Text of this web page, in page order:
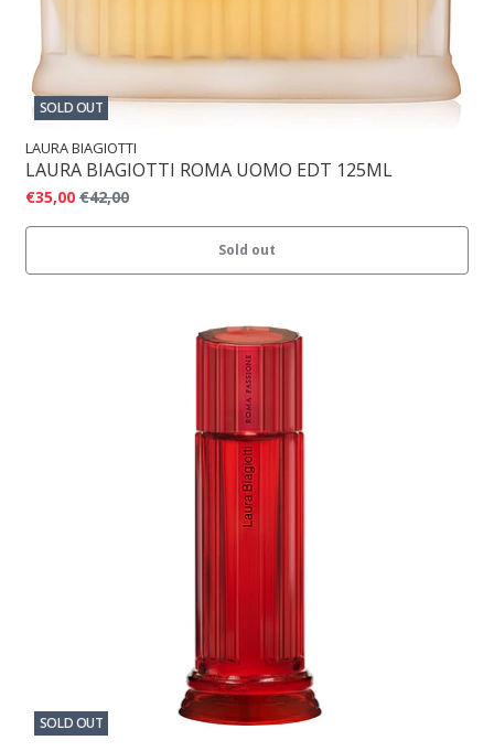
SOLD OUT
LAURA BIAGIOTTI
LAURA BIAGIOTTI ROMA UOMO EDT 125ML
€35,00 €42,00
Sold out
SOLD OUT